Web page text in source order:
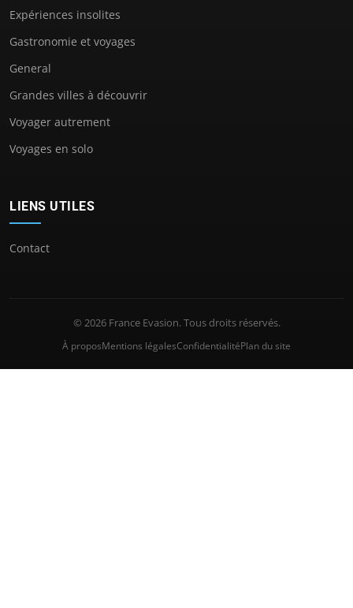
Expériences insolites
Gastronomie et voyages
General
Grandes villes à découvrir
Voyager autrement
Voyages en solo
LIENS UTILES
Contact
© 2026 France Evasion. Tous droits réservés.
À proposMentions légalesConfidentialitéPlan du site